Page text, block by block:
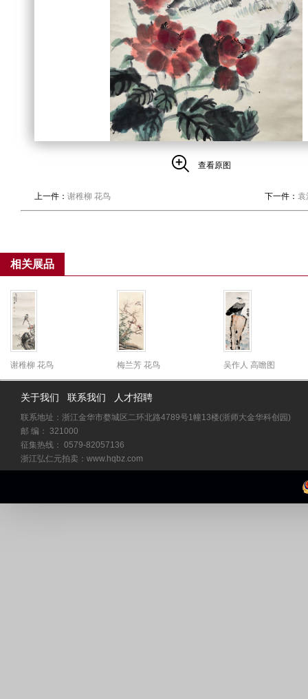
查看原图
上一件： 谢稚柳 花鸟 下一件： 袁
相关展品
谢稚柳 花鸟 梅兰芳 花鸟 吴作人 高瞻图
关于我们 联系我们 人才招聘
联系地址：浙江金华市婺城区二环北路4789号1幢13楼(浙师大金华科创园)
邮 编： 321000
征集热线： 0579-82057136
浙江弘仁元拍卖：www.hqbz.com